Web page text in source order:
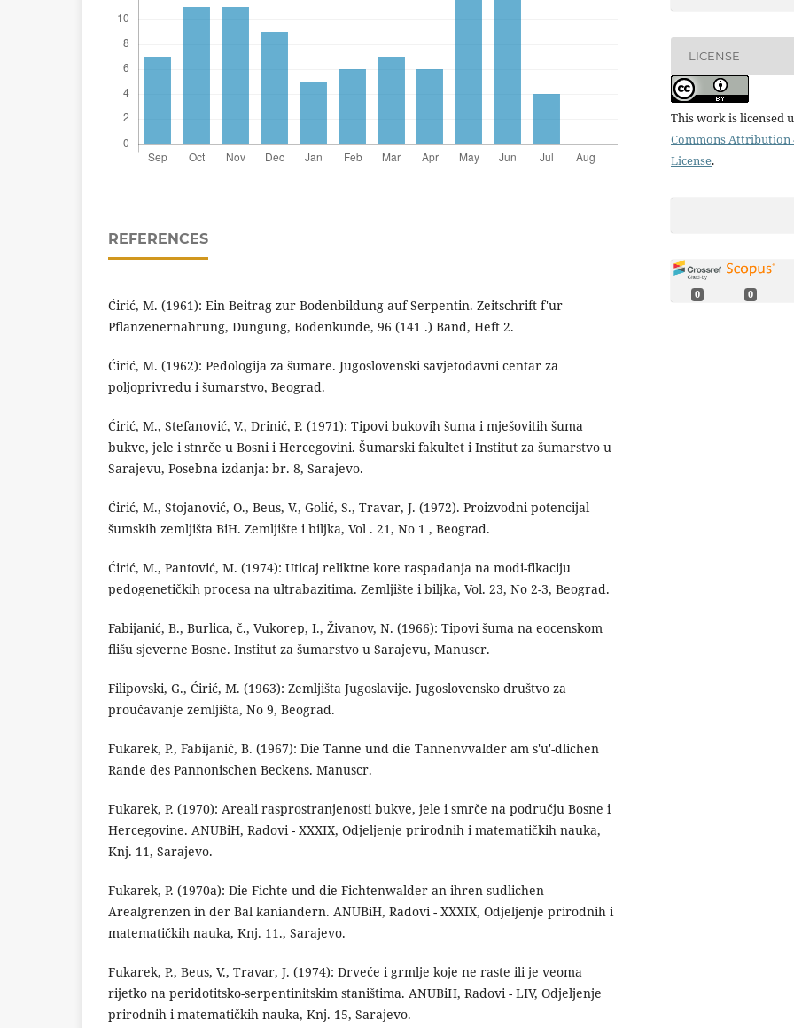
REFERENCES
Ćirić, M. (1961): Ein Beitrag zur Bodenbildung auf Serpentin. Zeitschrift f'ur
Pflanzenernahrung, Dungung, Bodenkunde, 96 (141 .) Band, Heft 2.
Ćirić, M. (1962): Pedologija za šumare. Jugoslovenski savjetodavni centar za
poljoprivredu i šumarstvo, Beograd.
Ćirić, M., Stefanović, V., Drinić, P. (1971): Tipovi bukovih šuma i mješovitih šuma
bukve, jele i stnrče u Bosni i Hercegovini. Šumarski fakultet i Institut za šumarstvo u
Sarajevu, Posebna izdanja: br. 8, Sarajevo.
Ćirić, M., Stojanović, O., Beus, V., Golić, S., Travar, J. (1972). Proizvodni potencijal
šumskih zemljišta BiH. Zemljište i biljka, Vol . 21, No 1 , Beograd.
Ćirić, M., Pantović, M. (1974): Uticaj reliktne kore raspadanja na modi-fikaciju
pedogenetičkih procesa na ultrabazitima. Zemljište i biljka, Vol. 23, No 2-3, Beograd.
Fabijanić, B., Burlica, č., Vukorep, I., Živanov, N. (1966): Tipovi šuma na eocenskom
flišu sjeverne Bosne. Institut za šumarstvo u Sarajevu, Manuscr.
Filipovski, G., Ćirić, M. (1963): Zemljišta Jugoslavije. Jugoslovensko društvo za
proučavanje zemljišta, No 9, Beograd.
Fukarek, P., Fabijanić, B. (1967): Die Tanne und die Tannenvvalder am s'u'-dlichen
Rande des Pannonischen Beckens. Manuscr.
Fukarek, P. (1970): Areali rasprostranjenosti bukve, jele i smrče na području Bosne i
Hercegovine. ANUBiH, Radovi - XXXIX, Odjeljenje prirodnih i matematičkih nauka,
Knj. 11, Sarajevo.
Fukarek, P. (1970a): Die Fichte und die Fichtenwalder an ihren sudlichen
Arealgrenzen in der Bal kaniandern. ANUBiH, Radovi - XXXIX, Odjeljenje prirodnih i
matematičkih nauka, Knj. 11., Sarajevo.
Fukarek, P., Beus, V., Travar, J. (1974): Drveće i grmlje koje ne raste ili je veoma
rijetko na peridotitsko-serpentinitskim staništima. ANUBiH, Radovi - LIV, Odjeljenje
prirodnih i matematičkih nauka, Knj. 15, Sarajevo.
LICENSE
This work is licensed
Commons Attribution
License.
0 0